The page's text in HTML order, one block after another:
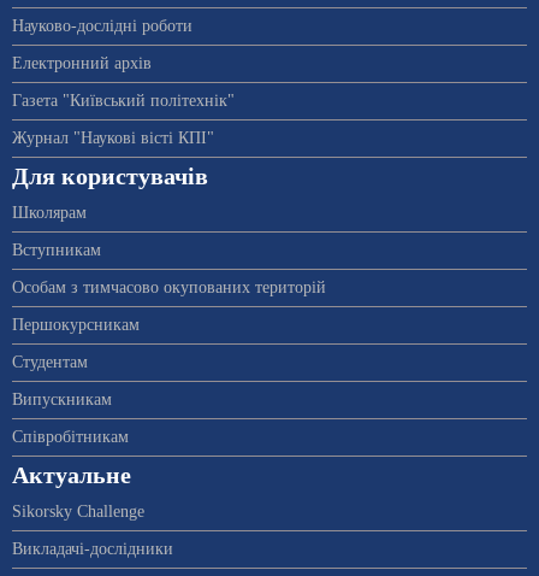
Науково-дослідні роботи
Електронний архів
Газета "Київський політехнік"
Журнал "Наукові вісті КПІ"
Для користувачів
Школярам
Вступникам
Особам з тимчасово окупованих територій
Першокурсникам
Студентам
Випускникам
Співробітникам
Актуальне
Sikorsky Challenge
Викладачі-дослідники